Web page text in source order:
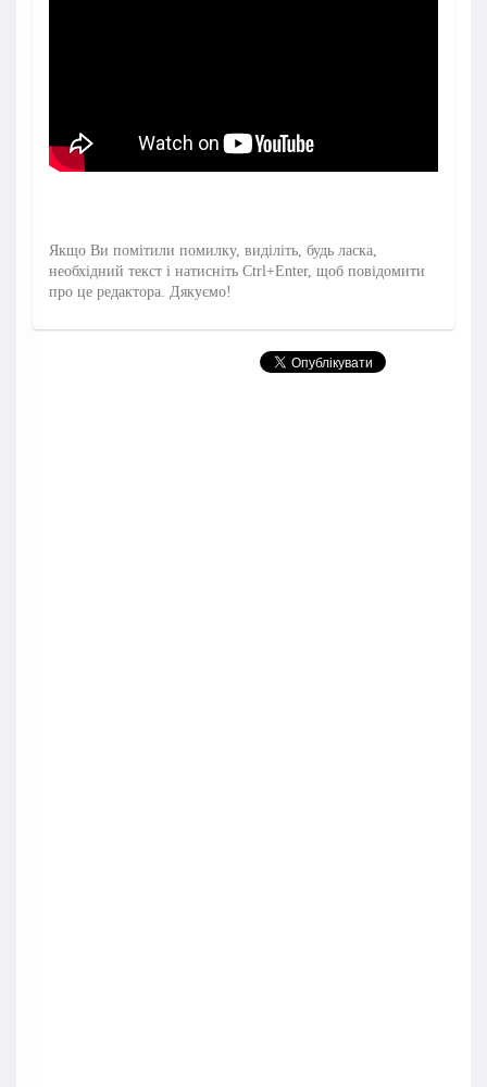
Якщо Ви помітили помилку, виділіть, будь ласка,
необхідний текст і натисніть Ctrl+Enter, щоб повідомити
про це редактора. Дякуємо!